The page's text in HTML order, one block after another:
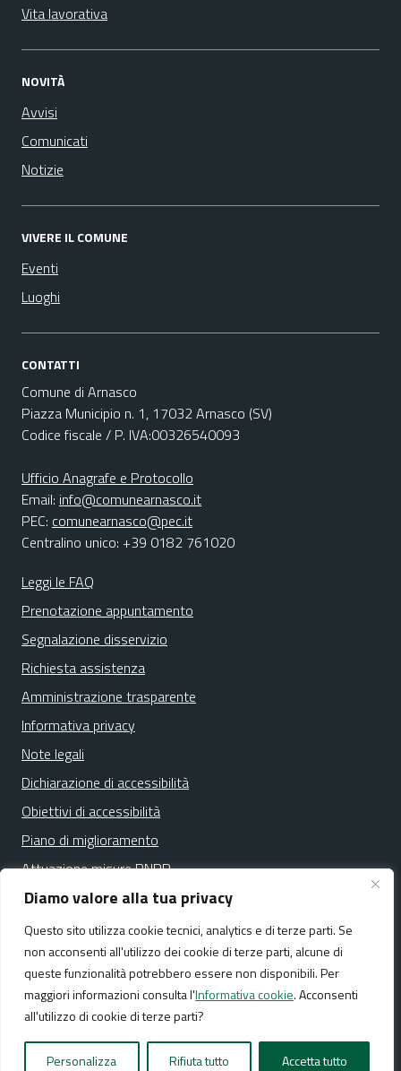
Diamo valore alla tua privacy
Questo sito utilizza cookie tecnici, analytics e di terze parti. Se
non acconsenti all'utilizzo dei cookie di terze parti, alcune di
queste funzionalità potrebbero essere non disponibili. Per
maggiori informazioni consulta l'Informativa cookie. Acconsenti
all'utilizzo di cookie di terze parti?
Personalizza Rifiuta tutto Accetta tutto
Vita lavorativa
NOVITÀ
Avvisi
Comunicati
Notizie
VIVERE IL COMUNE
Eventi
Luoghi
CONTATTI
Comune di Arnasco
Piazza Municipio n. 1, 17032 Arnasco (SV)
Codice fiscale / P. IVA:00326540093
Ufficio Anagrafe e Protocollo
Email: info@comunearnasco.it
PEC: comunearnasco@pec.it
Centralino unico: +39 0182 761020
Leggi le FAQ
Prenotazione appuntamento
Segnalazione disservizio
Richiesta assistenza
Amministrazione trasparente
Informativa privacy
Note legali
Dichiarazione di accessibilità
Obiettivi di accessibilità
Piano di miglioramento
Attuazione misure PNRR
Media policy Mappa del sito
Realizzato da:NeMeA Sistemi Srl